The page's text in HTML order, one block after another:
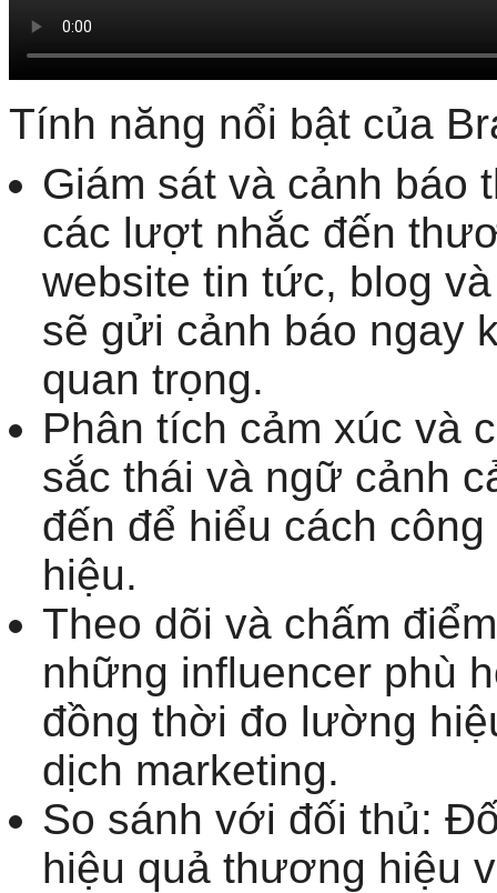
Tính năng nổi bật của
Giám sát và cảnh báo
các lượt nhắc đến
website tin tức, blog
sẽ gửi cảnh báo ngay
quan trọng.
Phân tích cảm xúc và
sắc thái và ngữ cảnh
đến để hiểu cách
hiệu.
Theo dõi và chấm
những influencer phù
đồng thời đo lường
dịch marketing.
So sánh với đối thủ:
hiệu quả thương hiệu